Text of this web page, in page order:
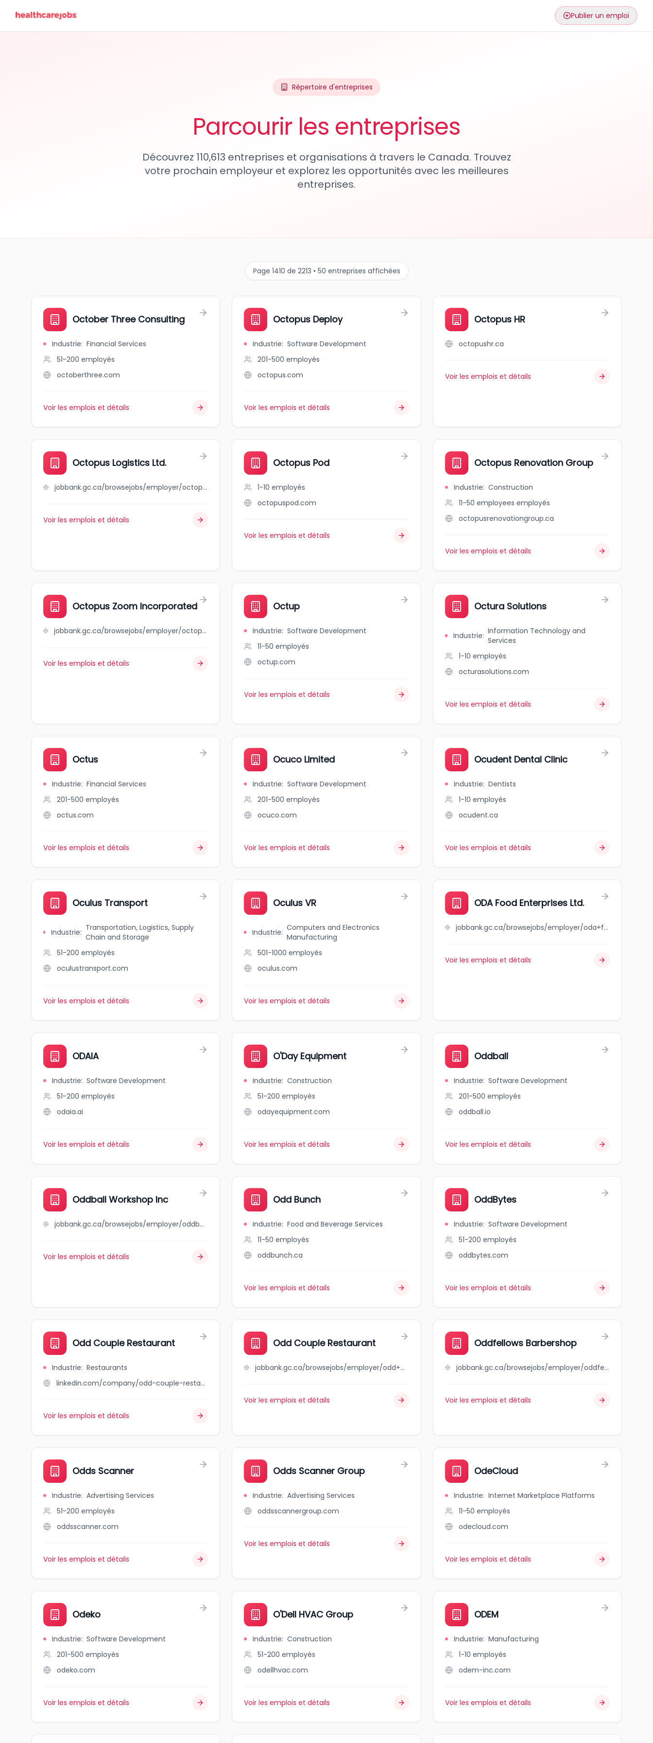
Publier un emploi
Répertoire d'entreprises
Parcourir les entreprises
Découvrez 110,613 entreprises et organisations à travers le Canada. Trouvez
votre prochain employeur et explorez les opportunités avec les meilleures
entreprises.
Page 1410 de 2213 • 50 entreprises affichées
October Three Consulting
Industrie: Financial Services
51-200 employés
octoberthree.com
Voir les emplois et détails
Octopus Deploy
Industrie: Software Development
201-500 employés
octopus.com
Voir les emplois et détails
Octopus HR
octopushr.ca
Voir les emplois et détails
Octopus Logistics Ltd.
jobbank.gc.ca/browsejobs/employer/octopus+logistics+ltd./ca
Voir les emplois et détails
Octopus Pod
1-10 employés
octopuspod.com
Voir les emplois et détails
Octopus Renovation Group
Industrie: Construction
11-50 employees employés
octopusrenovationgroup.ca
Voir les emplois et détails
Octopus Zoom Incorporated
jobbank.gc.ca/browsejobs/employer/octopus+zoom+incorporated/ca
Voir les emplois et détails
Octup
Industrie: Software Development
11-50 employés
octup.com
Voir les emplois et détails
Octura Solutions
Industrie: Information Technology and
Services
1-10 employés
octurasolutions.com
Voir les emplois et détails
Octus
Industrie: Financial Services
201-500 employés
octus.com
Voir les emplois et détails
Ocuco Limited
Industrie: Software Development
201-500 employés
ocuco.com
Voir les emplois et détails
Ocudent Dental Clinic
Industrie: Dentists
1-10 employés
ocudent.ca
Voir les emplois et détails
Oculus Transport
Industrie: Transportation, Logistics, Supply
Chain and Storage
51-200 employés
oculustransport.com
Voir les emplois et détails
Oculus VR
Industrie: Computers and Electronics
Manufacturing
501-1000 employés
oculus.com
Voir les emplois et détails
ODA Food Enterprises Ltd.
jobbank.gc.ca/browsejobs/employer/oda+food+enterprises+ltd./ca
Voir les emplois et détails
ODAIA
Industrie: Software Development
51-200 employés
odaia.ai
Voir les emplois et détails
O'Day Equipment
Industrie: Construction
51-200 employés
odayequipment.com
Voir les emplois et détails
Oddball
Industrie: Software Development
201-500 employés
oddball.io
Voir les emplois et détails
Oddball Workshop Inc
jobbank.gc.ca/browsejobs/employer/oddball+workshop+inc/ca
Voir les emplois et détails
Odd Bunch
Industrie: Food and Beverage Services
11-50 employés
oddbunch.ca
Voir les emplois et détails
OddBytes
Industrie: Software Development
51-200 employés
oddbytes.com
Voir les emplois et détails
Odd Couple Restaurant
Industrie: Restaurants
linkedin.com/company/odd-couple-restaurant
Voir les emplois et détails
Odd Couple Restaurant
jobbank.gc.ca/browsejobs/employer/odd+couple+restaurant/ca
Voir les emplois et détails
Oddfellows Barbershop
jobbank.gc.ca/browsejobs/employer/oddfellows+barbershop/ca
Voir les emplois et détails
Odds Scanner
Industrie: Advertising Services
51-200 employés
oddsscanner.com
Voir les emplois et détails
Odds Scanner Group
Industrie: Advertising Services
oddsscannergroup.com
Voir les emplois et détails
OdeCloud
Industrie: Internet Marketplace Platforms
11-50 employés
odecloud.com
Voir les emplois et détails
Odeko
Industrie: Software Development
201-500 employés
odeko.com
Voir les emplois et détails
O'Dell HVAC Group
Industrie: Construction
51-200 employés
odellhvac.com
Voir les emplois et détails
ODEM
Industrie: Manufacturing
1-10 employés
odem-inc.com
Voir les emplois et détails